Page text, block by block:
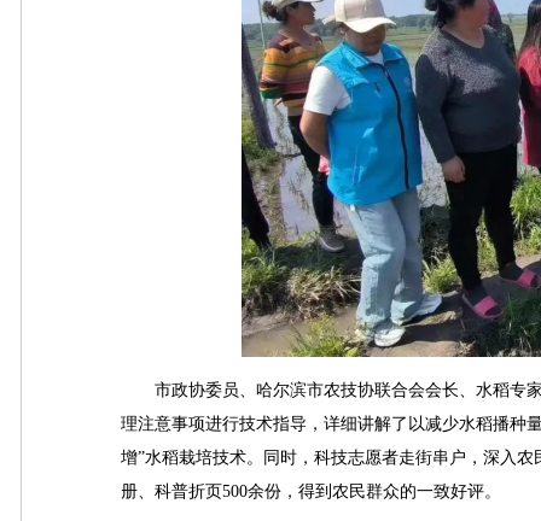
市政协委员、哈尔滨市农技协联合会会长、水稻专
理注意事项进行技术指导，详细讲解了以减少水稻播种
增”水稻栽培技术。同时，科技志愿者走街串户，深入
册、科普折页500余份，得到农民群众的一致好评。